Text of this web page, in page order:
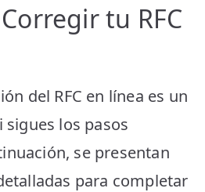
tu RFC
del RFC en línea es un
los pasos
se presentan
para completar